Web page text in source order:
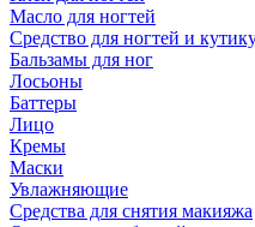
Масло для ногтей
Средство для ногтей и
Бальзамы для ног
Лосьоны
Баттеры
Лицо
Кремы
Маски
Увлажняющие
Средства для снятия макияжа